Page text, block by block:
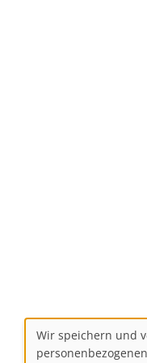
Use
Wir speichern und